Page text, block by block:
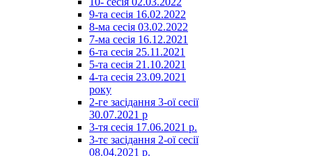
9-та сесія 16.02.2022
8-ма сесія 03.02.2022
7-ма сесія 16.12.2021
6-та сесія 25.11.2021
5-та сесія 21.10.2021
4-та сесія 23.09.2021
року
2-ге засідання 3-ої сесії
30.07.2021 р
3-тя сесія 17.06.2021 р.
3-тє засідання 2-ої сесії
08.04.2021 р.